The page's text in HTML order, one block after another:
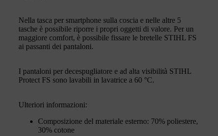
Nella tasca per smartphone sulla coscia e nelle altre 5
tasche è possibile riporre i propri oggetti di valore. Per un
maggiore comfort, è possibile fissare le bretelle STIHL FS
ai passanti dei pantaloni.
I pantaloni per decespugliatore e ad alta visibilità STIHL
Protect FS sono lavabili in lavatrice a 60 °C.
Ulteriori informazioni:
Composizione del materiale esterno: 70% poliestere,
30% cotone